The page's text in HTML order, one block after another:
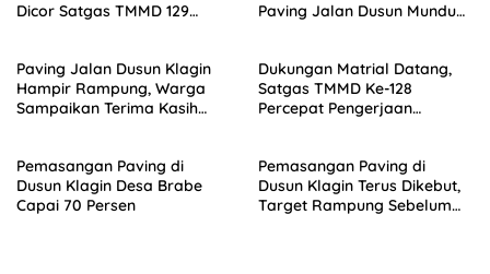
Dicor Satgas TMMD 129
Paving Jalan Dusun Mundu
Paving Jalan Dusun Klagin
Hampir Rampung, Warga
Sampaikan Terima Kasih
Dukungan Matrial Datang,
Satgas TMMD Ke-128
Percepat Pengerjaan
Pemasangan Paving di
Dusun Klagin Desa Brabe
Capai 70 Persen
Pemasangan Paving di
Dusun Klagin Terus Dikebut,
Target Rampung Sebelum